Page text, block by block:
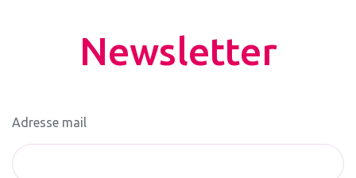
Newsletter
Adresse mail